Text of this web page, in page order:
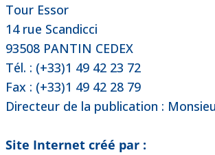
Tour Essor
14 rue Scandicci
93508 PANTIN CEDEX
Tél. : (+33)1 49 42 23 72
Fax : (+33)1 49 42 28 79
Directeur de la publication :
Site Internet créé par :